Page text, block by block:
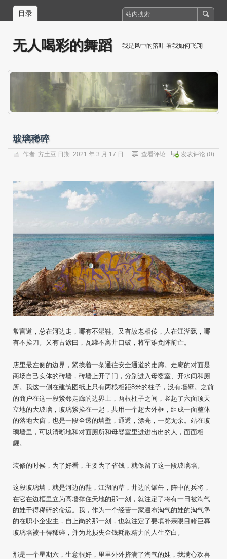
目录
无人喝彩的舞蹈 我是风中的落叶 看我如何飞翔
玻璃稀碎
作者: 方土豆 日期: 2021 年 3 月 17 日 发表评论 (0)
查看评论
常言道，总在河边走，哪有不湿鞋。又有故老相传，人在江湖飘，哪
有不挨刀。又有古谚曰，瓦罐不离井口破，将军难免阵前亡。
店里最左侧的边界，紧挨着一条通往安全通道的走廊。走廊的对面是
商场自己实体的砖墙，砖墙上开了门，分别进入母婴室、开水间和厕
所。我这一侧在建筑图纸上只有两根相距8米的柱子，没有墙壁。之前
的商户在这一段紧邻走廊的边界上，两根柱子之间，竖起了六面顶天
立地的大玻璃，玻璃紧挨在一起，共用一个超大外框，组成一面整体
的落地大窗，也是一段全透的墙壁，通透，漂亮，一览无余。站在玻
璃墙里，可以清晰地和对面厕所和母婴室里进进出出的人，面面相
觑。
装修的时候，为了好看，主要为了省钱，就保留了这一段玻璃墙。
这段玻璃墙，就是河边的鞋，江湖的草，井边的罐缶，阵中的兵将，
在它在边框里立为高墙撑住天地的那一刻，就注定了将有一日被淘气
的娃干得稀碎的命运。我，作为一个经营一家遍布淘气的娃的淘气堡
的在职小企业主，自上岗的那一刻，也就注定了要填补亲眼目睹巨幕
玻璃墙被干得稀碎，并为此损失金钱耗散精力的人生空白。
那是一个星期六，生意很好，里里外外挤满了淘气的娃，我满心欢喜